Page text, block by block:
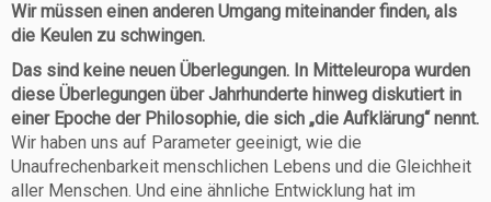
Wir müssen einen anderen Umgang miteinander finden, als
die Keulen zu schwingen.
Das sind keine neuen Überlegungen. In Mitteleuropa wurden
diese Überlegungen über Jahrhunderte hinweg diskutiert in
einer Epoche der Philosophie, die sich „die Aufklärung“ nennt.
Wir haben uns auf Parameter geeinigt, wie die
Unaufrechenbarkeit menschlichen Lebens und die Gleichheit
aller Menschen. Und eine ähnliche Entwicklung hat im